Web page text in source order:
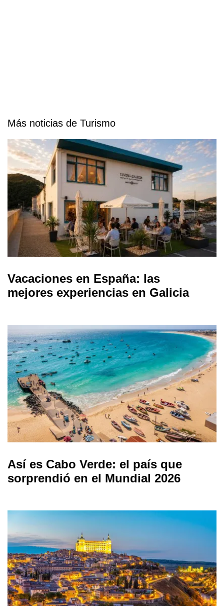
Más noticias de Turismo
Vacaciones en España: las
mejores experiencias en Galicia
Así es Cabo Verde: el país que
sorprendió en el Mundial 2026